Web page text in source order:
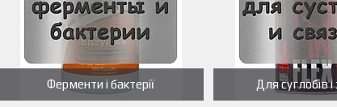
Ферменти і бактерії Для суглобів